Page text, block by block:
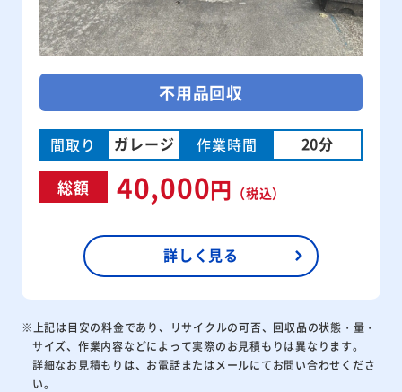
不用品回収
間取り ガレージ 作業時間 20分
総額 40,000円 （税込）
詳しく見る
※上記は目安の料金であり、リサイクルの可否、回収品の状態・量・
サイズ、作業内容などによって実際のお見積もりは異なります。
詳細なお見積もりは、お電話またはメールにてお問い合わせくださ
い。